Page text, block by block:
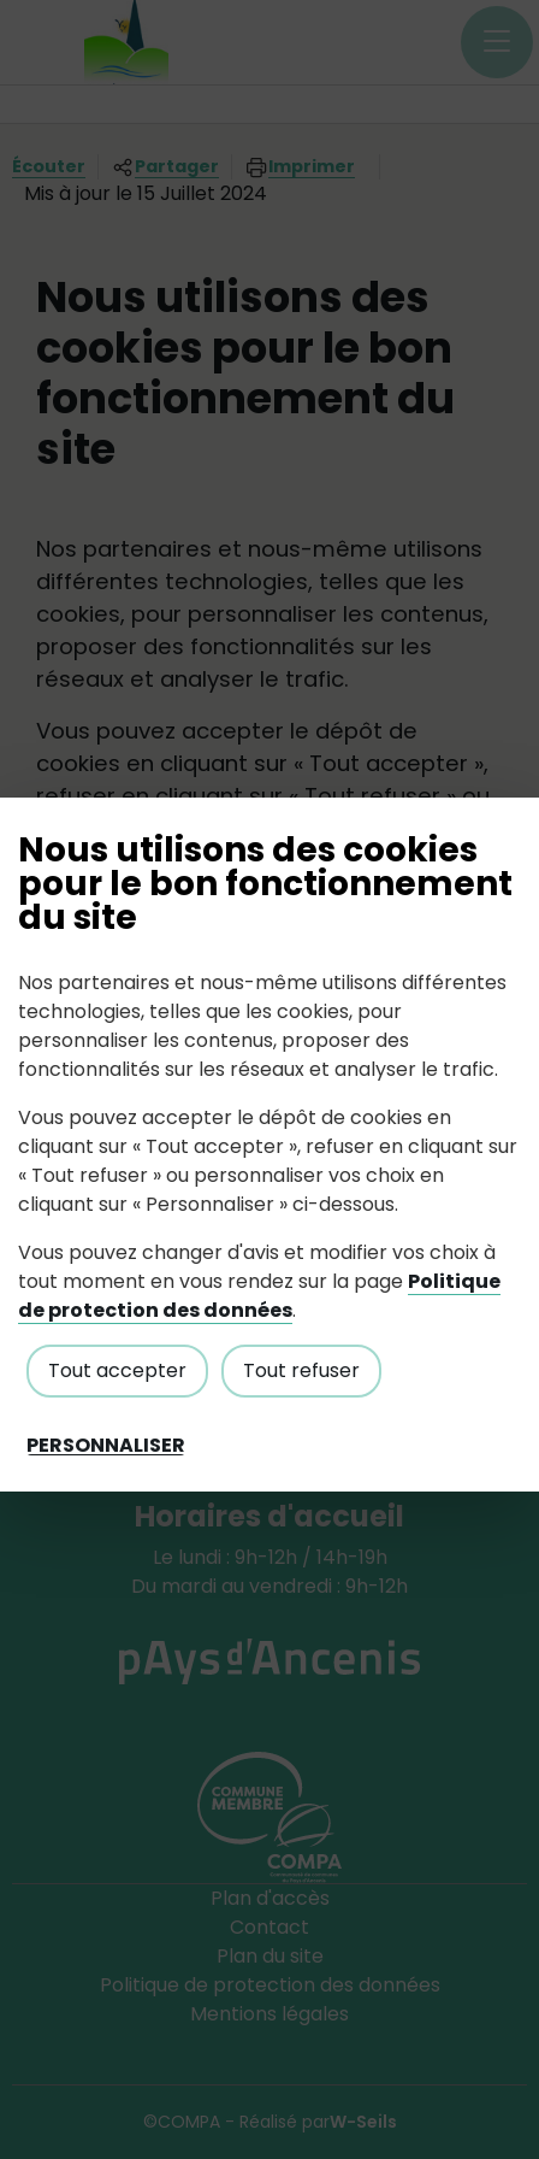
Panneau de gestion des cookies
Nous utilisons des cookies
pour le bon fonctionnement
du site
Nos partenaires et nous-même utilisons différentes
technologies, telles que les cookies, pour
personnaliser les contenus, proposer des
fonctionnalités sur les réseaux et analyser le trafic.
Vous pouvez accepter le dépôt de cookies en
cliquant sur « Tout accepter », refuser en cliquant sur
« Tout refuser » ou personnaliser vos choix en
cliquant sur « Personnaliser » ci-dessous.
Vous pouvez changer d'avis et modifier vos choix à
tout moment en vous rendez sur la page Politique
de protection des données.
Tout accepter Tout refuser
PERSONNALISER
Menu principal
Écouter Partager Imprimer
Mis à jour le 15 Juillet 2024
Nous utilisons des
cookies pour le bon
fonctionnement du
site
Nos partenaires et nous-même utilisons
différentes technologies, telles que les
cookies, pour personnaliser les contenus,
proposer des fonctionnalités sur les
réseaux et analyser le trafic.
Vous pouvez accepter le dépôt de
cookies en cliquant sur « Tout accepter »,
refuser en cliquant sur « Tout refuser » ou
personnaliser vos choix en cliquant sur «
Personnaliser » ci-dessous.
Vous pouvez changer d'avis et modifier
sur la pagePolitique de protection des
données.
Suivez-nous
Partagez avec #paysdancenis
Mairie de Pouillé-Les-Coteaux
176, rue de la mairie, 44522 Pouillé-Les-
Coteaux
Tél : 02 40 98 49 56
Horaires d'accueil
Le lundi : 9h-12h / 14h-19h
Du mardi au vendredi : 9h-12h
Plan d'accès
Contact
Plan du site
Politique de protection des données
Mentions légales
©COMPA - Réalisé parW-Seils